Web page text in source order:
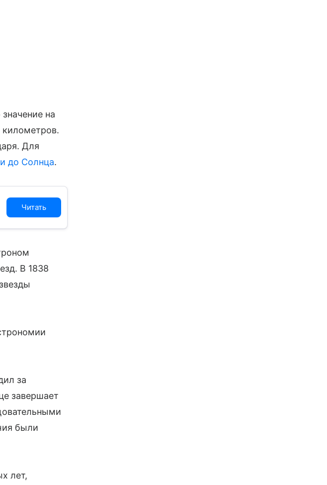
на
километров.
Для
до Солнца.
Читать
В 1838
за
завершает
были
лет,